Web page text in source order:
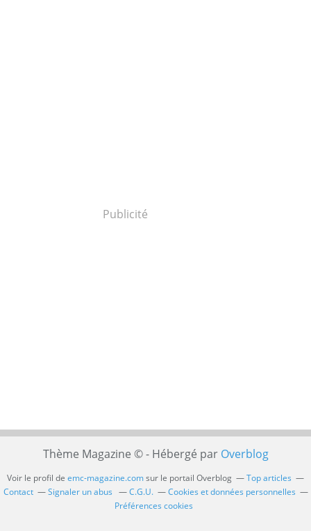
Publicité
Thème Magazine © - Hébergé par Overblog
Voir le profil de emc-magazine.comsur le portail Overblog
Top articles
Contact
Signaler un abus C.G.U.
Cookies et données personnelles
Préférences cookies